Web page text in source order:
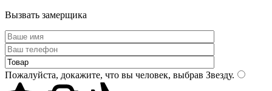
Вызвать замерщика
Пожалуйста, докажите, что вы человек, выбрав Звезду.